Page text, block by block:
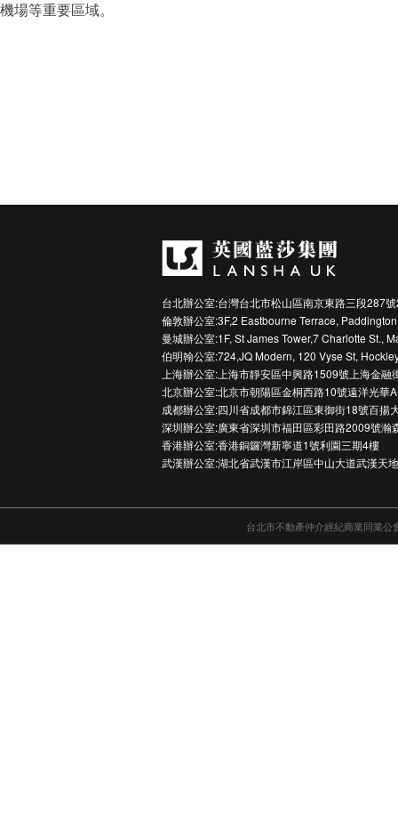
機場等重要區域。
台北辦公室:台灣台北市松山區南京東路三段287
倫敦辦公室:3F,2 Eastbourne Terrace,
曼城辦公室:1F, St James Tower,7 Charlotte St.,
伯明翰公室:724,JQ Modern, 120 Vyse St,
上海辦公室:上海市靜安區中興路1509號上海金融
北京辦公室:北京市朝陽區金桐西路10號遠洋光華
成都辦公室:四川省成都市錦江區東御街18號百揚
深圳辦公室:廣東省深圳市福田區彩田路2009號瀚
香港辦公室:香港銅鑼灣新寧道1號利園三期4樓
武漢辦公室:湖北省武漢市江岸區中山大道武漢天
台北市不動產仲介經紀商業同業公